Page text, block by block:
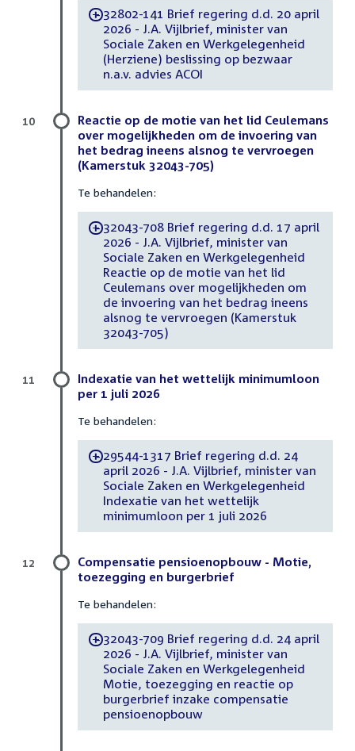
-32802-141 Brief regering d.d. 20 april
2026 - J.A. Vijlbrief, minister van
Sociale Zaken en Werkgelegenheid
(Herziene) beslissing op bezwaar
n.a.v. advies ACOI
Reactie op de motie van het lid Ceulemans
over mogelijkheden om de invoering van
het bedrag ineens alsnog te vervroegen
(Kamerstuk 32043-705)
Te behandelen:
-32043-708 Brief regering d.d. 17 april
2026 - J.A. Vijlbrief, minister van
Sociale Zaken en Werkgelegenheid
Reactie op de motie van het lid
Ceulemans over mogelijkheden om
de invoering van het bedrag ineens
alsnog te vervroegen (Kamerstuk
32043-705)
10
Indexatie van het wettelijk minimumloon
per 1 juli 2026
Te behandelen:
-29544-1317 Brief regering d.d. 24
april 2026 - J.A. Vijlbrief, minister van
Sociale Zaken en Werkgelegenheid
Indexatie van het wettelijk
minimumloon per 1 juli 2026
11
Compensatie pensioenopbouw - Motie,
toezegging en burgerbrief
Te behandelen:
-32043-709 Brief regering d.d. 24 april
2026 - J.A. Vijlbrief, minister van
Sociale Zaken en Werkgelegenheid
Motie, toezegging en reactie op
burgerbrief inzake compensatie
pensioenopbouw
12